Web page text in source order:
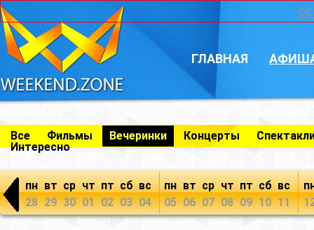
ГЛАВНАЯ
Все Фильмы Вечеринки Концерты
Интересно
пн
28
вт
29
ср
30
чт
01
пт
02
сб
03
вс
04
пн
05
вт
06
ср
07
чт
08
пт
09
сб
10
вс
11